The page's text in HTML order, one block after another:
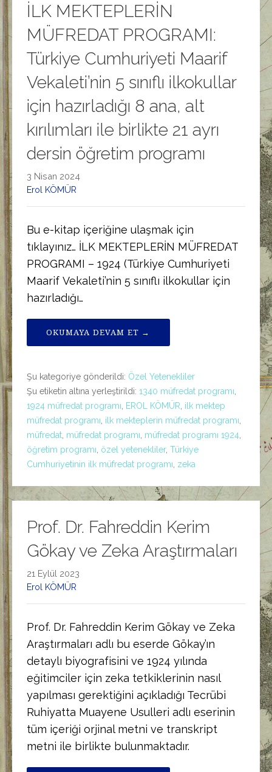
İLK MEKTEPLERİN
MÜFREDAT PROGRAMI:
Türkiye Cumhuriyeti Maarif
Vekaleti’nin 5 sınıflı ilkokullar
için hazırladığı 8 ana, alt
kırılımları ile birlikte 21 ayrı
dersin öğretim programı
3 Nisan 2024
Erol KÖMÜR
Bu e-kitap içeriğine ulaşmak için
tıklayınız… İLK MEKTEPLERİN MÜFREDAT
PROGRAMI – 1924 (Türkiye Cumhuriyeti
Maarif Vekaleti’nin 5 sınıflı ilkokullar için
hazırladığı…
OKUMAYA DEVAM ET →
Şu kategoriye gönderildi: Özel Yetenekliler
Şu etiketin altına yerleştirildi: 1340 müfredat programı
1924 müfredat programı EROL KÖMÜR ilk mektep
müfredat programı ilk mekteplerin müfredat programı
müfredat müfredat programı müfredat programı 1924
öğretim programı özel yetenekliler, Türkiye
Cumhuriyetinin ilk müfredat programı zeka
Prof. Dr. Fahreddin Kerim
Gökay ve Zeka Araştırmaları
21 Eylül 2023
Erol KÖMÜR
Prof. Dr. Fahreddin Kerim Gökay ve Zeka
Araştırmaları adlı bu eserde Gökay’ın
detaylı biyografisini ve 1924 yılında
eğitimciler için zeka tetkiklerinin nasıl
yapılması gerektiğini açıkladığı Tecrübi
Ruhiyatta Muayene Usulleri adlı eserinin
tüm içeriği orjinal metni ve transkript
metni ile birlikte bulunmaktadır.